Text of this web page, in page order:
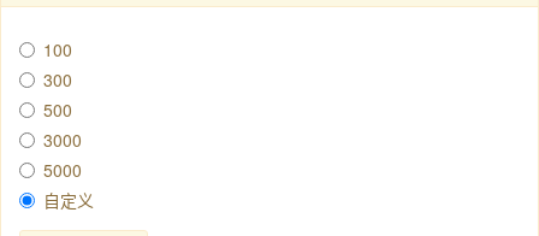
100
300
500
3000
5000
自定义